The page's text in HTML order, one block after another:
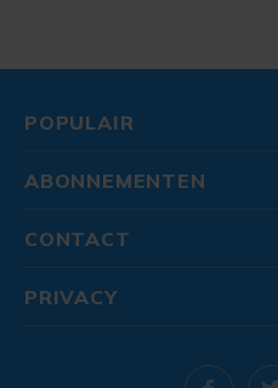
POPULAIR
ABONNEMENTEN
CONTACT
PRIVACY